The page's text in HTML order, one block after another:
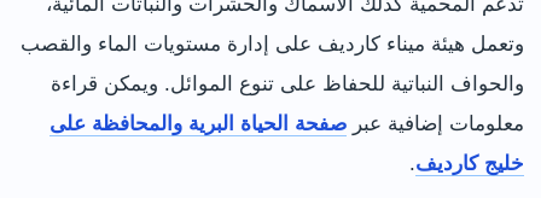
وتعمل هيئة ميناء كارديف على إدارة مستويات الماء والقصب
والحواف النباتية للحفاظ على تنوع الموائل. ويمكن قراءة
معلومات إضافية عبر صفحة الحياة البرية والمحافظة على
خليج كارديف.